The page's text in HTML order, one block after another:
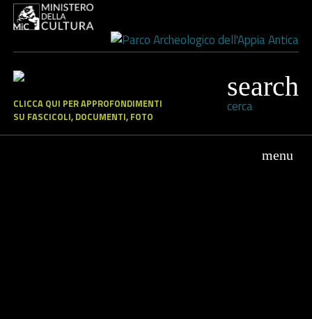
CLICCA QUI PER APPROFONDIMENTI
SU FASCICOLI, DOCUMENTI, FOTO
cerca